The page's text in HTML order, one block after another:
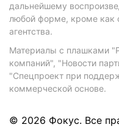
дальнейшему
любой форме, кроме как
агентства.
Материалы с плашками
компаний", "Новости
"Спецпроект при
коммерческой основе.
© 2026 Фокус. Все